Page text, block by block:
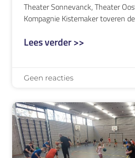
Theater Sonnevanck, Theater
Kompagnie Kistemaker toveren
Lees verder >>
Geen reacties